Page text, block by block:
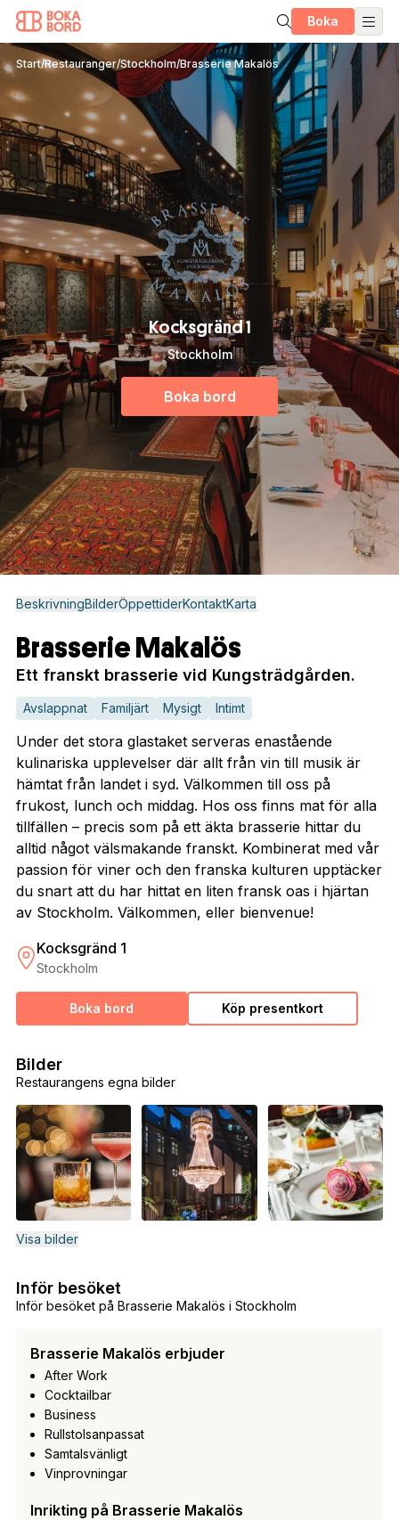
Boka
Start/Restauranger/Stockholm/Brasserie Makalös
Kocksgränd 1
Stockholm
Boka bord
BeskrivningBilderÖppettiderKontaktKarta
Brasserie Makalös
Ett franskt brasserie vid Kungsträdgården.
Avslappnat Familjärt Mysigt Intimt
Under det stora glastaket serveras enastående
kulinariska upplevelser där allt från vin till musik är
hämtat från landet i syd. Välkommen till oss på
frukost, lunch och middag. Hos oss finns mat för alla
tillfällen – precis som på ett äkta brasserie hittar du
alltid något välsmakande franskt. Kombinerat med vår
passion för viner och den franska kulturen upptäcker
du snart att du har hittat en liten fransk oas i hjärtan
av Stockholm. Välkommen, eller bienvenue!
Kocksgränd 1
Stockholm
Boka bord Köp presentkort
Restaurangens egna bilder
Bilder
Visa bilder
Inför besöket på Brasserie Makalös i Stockholm
Inför besöket
Brasserie Makalös erbjuder
After Work
Cocktailbar
Business
Rullstolsanpassat
Samtalsvänligt
Vinprovningar
Inrikting på Brasserie Makalös